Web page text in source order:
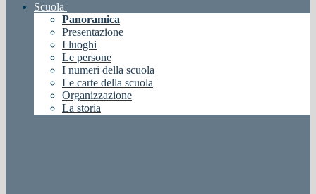
Scuola
Panoramica
Presentazione
I luoghi
Le persone
I numeri della scuola
Le carte della scuola
Organizzazione
La storia